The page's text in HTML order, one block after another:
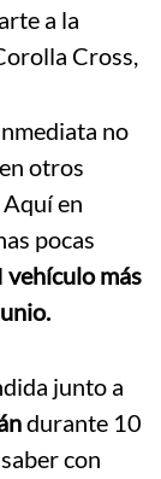
a la
Cross,
no
otros
en
pocas
vehículo más
junto a
durante 10
con